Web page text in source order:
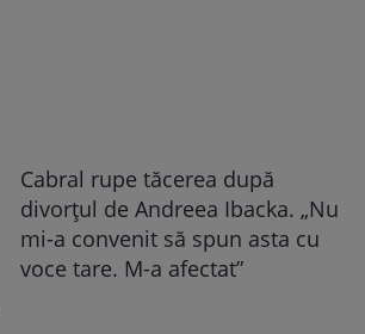
Cabral rupe tăcerea după
divorțul de Andreea Ibacka. „Nu
mi-a convenit să spun asta cu
voce tare. M-a afectat”